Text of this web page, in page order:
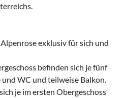
exklusiv für sich und
befinden sich je fünf
WC und teilweise Balkon.
je im ersten Obergeschoss